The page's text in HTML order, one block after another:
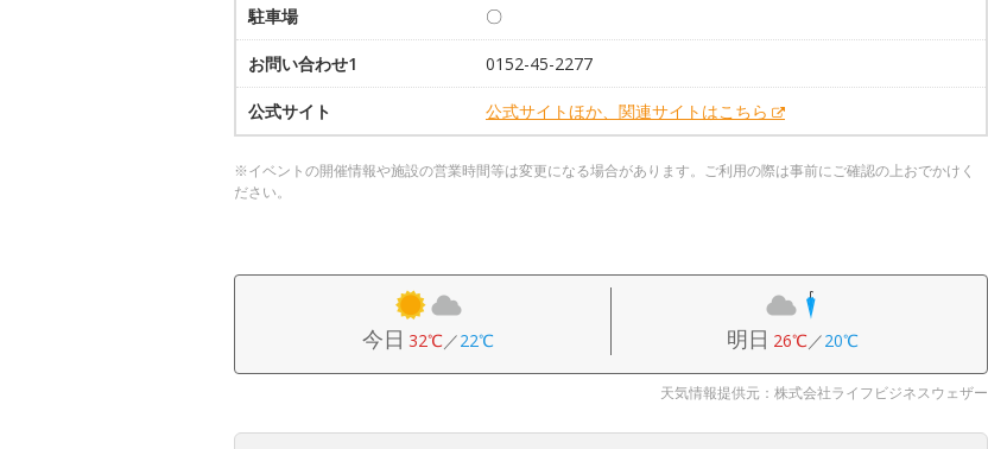
駐車場 〇
お問い合わせ1 0152-45-2277
公式サイト 公式サイトほか、関連サイトはこちら
※イベントの開催情報や施設の営業時間等は変更になる場合があります。ご利用の際は事前にご確認の上おでかけく
ださい。
今日 32℃／22℃ 明日 26℃／20℃
天気情報提供元：株式会社ライフビジネスウェザー